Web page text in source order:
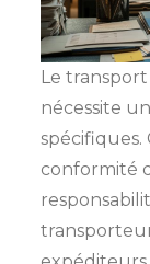
Le
nécessite
spécifiques.
conformité